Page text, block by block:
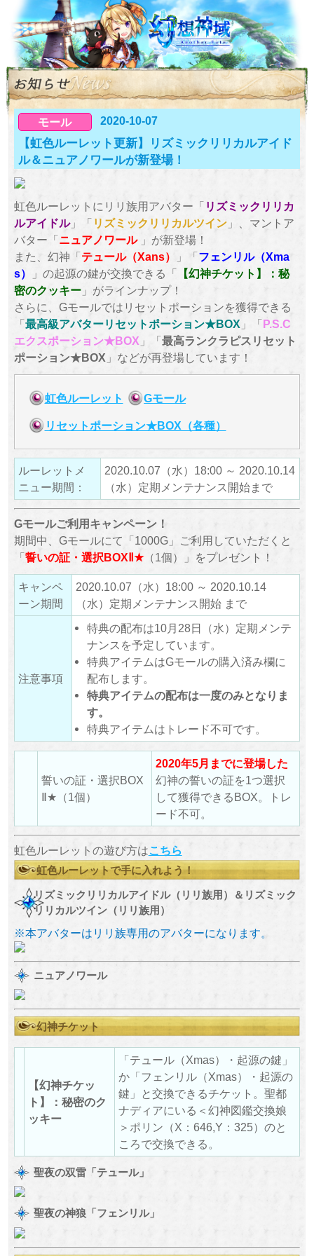
モール 2020-10-07
【虹色ルーレット更新】リズミックリリカルアイド
ル＆ニュアノワールが新登場！
虹色ルーレットにリリ族用アバター「 リズミックリリカ
ルアイドル」「 リズミックリリカルツイン」、マントア
バター「ニュアノワール 」が新登場！
また、幻神「テュール（Xans） 」「フェンリル（Xma
s）
」の起源の鍵が交換できる「 【幻神チケット】：秘
密のクッキー」がラインナップ！
さらに、Gモールではリセットポーションを獲得できる
「最高級アバターリセットポーション★BOX 」「P.S.C
エクスポーション★BOX 」「最高ランクラピスリセット
ポーション★BOX 」などが再登場しています！
虹色ルーレット Gモール
リセットポーション★BOX（各種）
ルーレットメ
ニュー期間：
2020.10.07（水）18:00 ～ 2020.10.14
（水）定期メンテナンス開始まで
Gモールご利用キャンペーン！
期間中、Gモールにて「1000G」ご利用していただくと
「誓いの証・選択BOXⅡ★（1個）」をプレゼント！
キャンペ
ーン期間
2020.10.07（水）18:00 ～ 2020.10.14
（水）定期メンテナンス開始 まで
注意事項
特典の配布は10月28日（水）定期メンテ
ナンスを予定しています。
特典アイテムはGモールの購入済み欄に
配布します。
特典アイテムの配布は一度のみとなりま
す。
特典アイテムはトレード不可です。
誓いの証・選択BOX
Ⅱ★（1個）
2020年5月までに登場した
幻神の誓いの証を1つ選択
して獲得できるBOX。トレ
ード不可。
虹色ルーレットの遊び方はこちら
虹色ルーレットで手に入れよう！
リズミックリリカルアイドル（リリ族用）＆リズミック
リリカルツイン（リリ族用）
※本アバターはリリ族専用のアバターになります。
ニュアノワール
幻神チケット
【幻神チケッ
ト】：秘密のク
ッキー
「テュール（Xmas）・起源の鍵」
か「フェンリル（Xmas）・起源の
鍵」と交換できるチケット。聖都
ナディアにいる＜幻神図鑑交換娘
＞ポリン（X：646,Y：325）のと
ころで交換できる。
聖夜の双雷「テュール」
聖夜の神狼「フェンリル」